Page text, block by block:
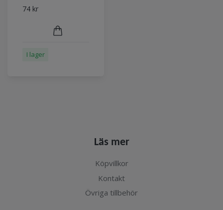
74 kr
I lager
Läs mer
Köpvillkor
Kontakt
Övriga tillbehör